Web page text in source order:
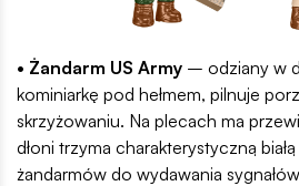
• Żandarm US Army – odziany w
kominiarkę pod hełmem, pilnuje
skrzyżowaniu. Na plecach ma
dłoni trzyma charakterystyczną
żandarmów do wydawania